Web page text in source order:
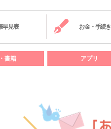
早見表 お金・手続き
書籍 アプリ